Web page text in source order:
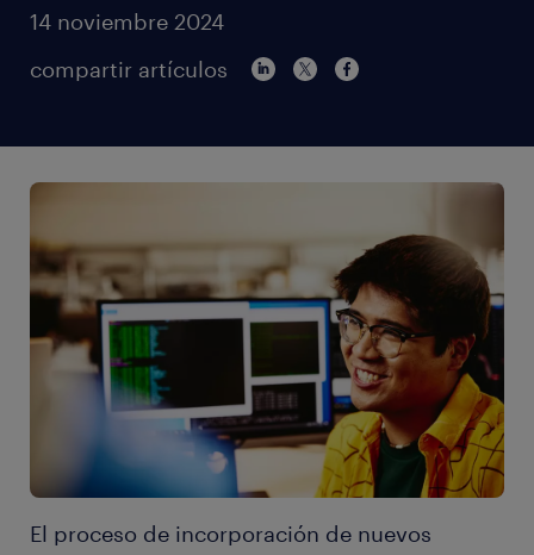
14 noviembre 2024
compartir artículos
El proceso de incorporación de nuevos